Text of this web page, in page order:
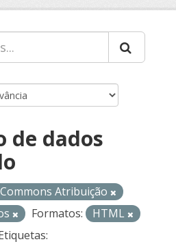
de dados
Atribuição
Formatos:
HTML